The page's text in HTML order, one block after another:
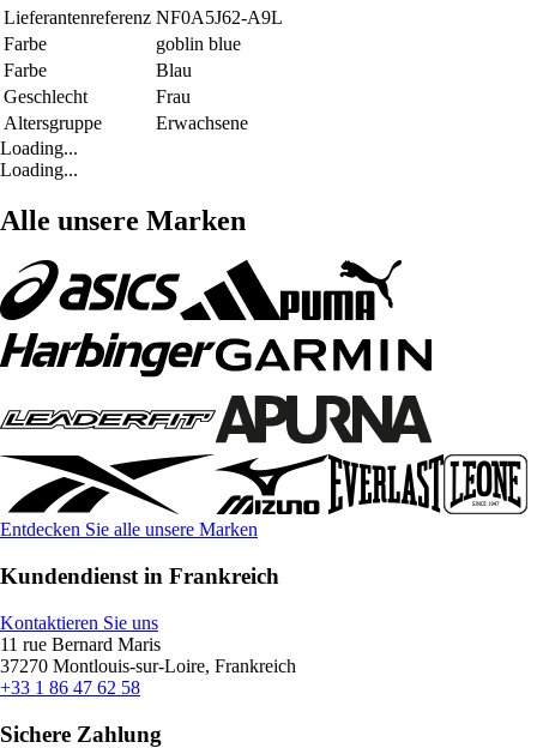
Lieferantenreferenz NF0A5J62-A9L
Farbe
goblin blue
Farbe
Blau
Geschlecht
Frau
Altersgruppe
Erwachsene
Loading...
Loading...
Alle unsere Marken
Entdecken Sie alle unsere Marken
Kundendienst in Frankreich
Kontaktieren Sie uns
11 rue Bernard Maris
37270 Montlouis-sur-Loire, Frankreich
+33 1 86 47 62 58
Sichere Zahlung